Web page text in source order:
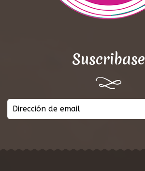
Suscribase